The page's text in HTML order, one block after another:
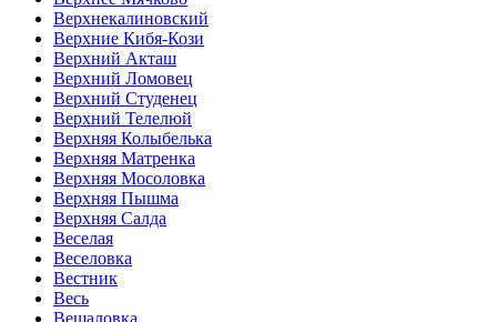
Верхнекалиновский
Верхние Кибя-Кози
Верхний Акташ
Верхний Ломовец
Верхний Студенец
Верхний Телелюй
Верхняя Колыбелька
Верхняя Матренка
Верхняя Мосоловка
Верхняя Пышма
Верхняя Салда
Веселая
Веселовка
Вестник
Весь
Вешаловка